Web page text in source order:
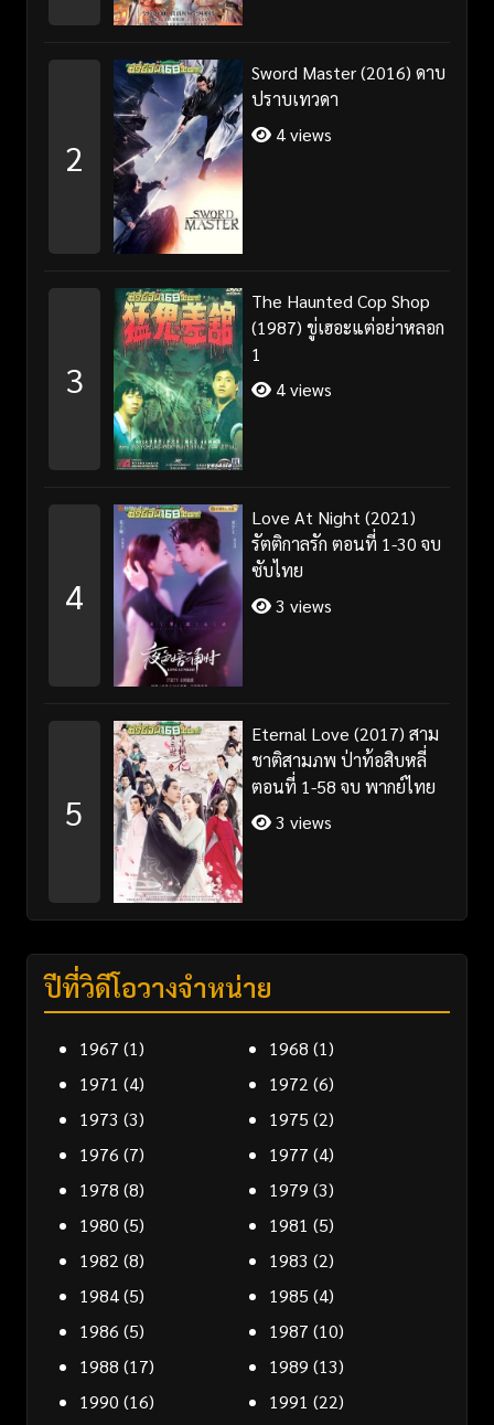
2
Sword Master (2016) ดาบ
ปราบเทวดา
4 views
3
The Haunted Cop Shop
(1987) ขู่เฮอะแต่อย่าหลอก
1
4 views
4
Love At Night (2021)
รัตติกาลรัก ตอนที่ 1-30 จบ
ซับไทย
3 views
5
Eternal Love (2017) สาม
ชาติสามภพ ป่าท้อสิบหลี่
ตอนที่ 1-58 จบ พากย์ไทย
3 views
ปีที่วิดีโอวางจำหน่าย
1967 (1) 1968 (1)
1971 (4) 1972 (6)
1973 (3) 1975 (2)
1976 (7) 1977 (4)
1978 (8) 1979 (3)
1980 (5) 1981 (5)
1982 (8) 1983 (2)
1984(5) 1985 (4)
1986 (5) 1987 (10)
1988 (17) 1989 (13)
1990 (16) 1991 (22)